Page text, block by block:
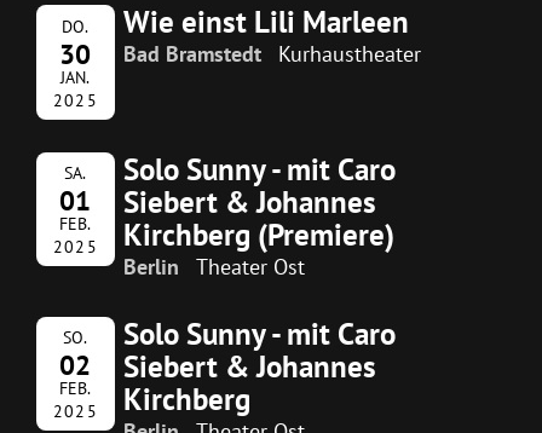
DO.
30
JAN.
2025
Wie einst Lili Marleen
Bad Bramstedt Kurhaustheater
SA.
01
FEB.
2025
Solo Sunny - mit Caro
Siebert & Johannes
Kirchberg (Premiere)
Berlin Theater Ost
SO.
02
FEB.
2025
Solo Sunny - mit Caro
Siebert & Johannes
Kirchberg